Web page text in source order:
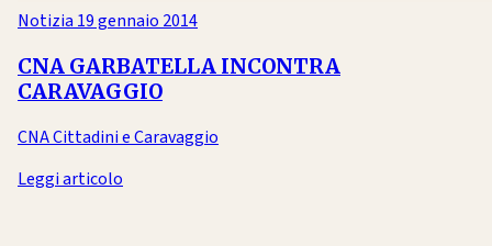
Notizia19 gennaio 2014
CNA GARBATELLA INCONTRA
CARAVAGGIO
CNA Cittadini e Caravaggio
Leggi articolo